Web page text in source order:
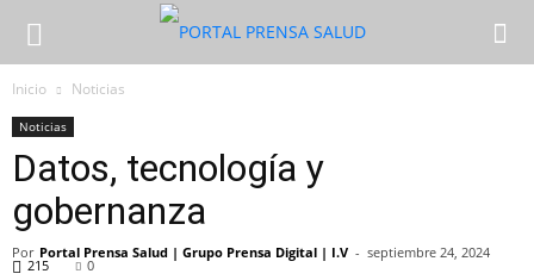
Inicio Noticias
Noticias
Datos, tecnología y
gobernanza
Por Portal Prensa Salud | Grupo Prensa Digital | I.V - septiembre 24, 2024
215 0